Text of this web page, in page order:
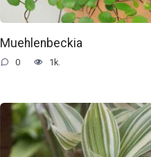
Muehlenbeckia
0 1k.